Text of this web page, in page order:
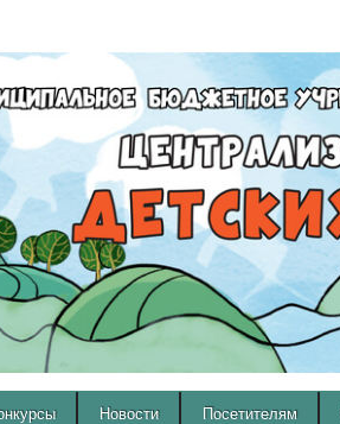
Новости Посетителям